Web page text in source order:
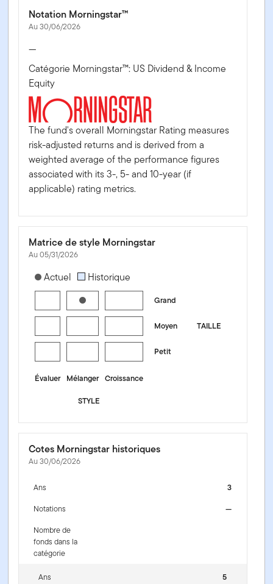
Notation Morningstar™
Au 30/06/2026
—
Catégorie Morningstar™: US Dividend & Income
Equity
The fund's overall Morningstar Rating measures
risk-adjusted returns and is derived from a
weighted average of the performance figures
associated with its 3-, 5- and 10-year (if
applicable) rating metrics.
Matrice de style Morningstar
Au 05/31/2026
[products.morningstar-stylebox-title-sr-equity]
Actuel Historique
Grand
TAILLE
Moyen
Petit
Évaluer Mélanger Croissance
STYLE
Cotes Morningstar historiques
Au 30/06/2026
Ans
3
Notations
—
Nombre de
fonds dans la
catégorie
Ans
5